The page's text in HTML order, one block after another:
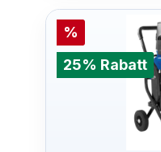
%
25% Rabatt